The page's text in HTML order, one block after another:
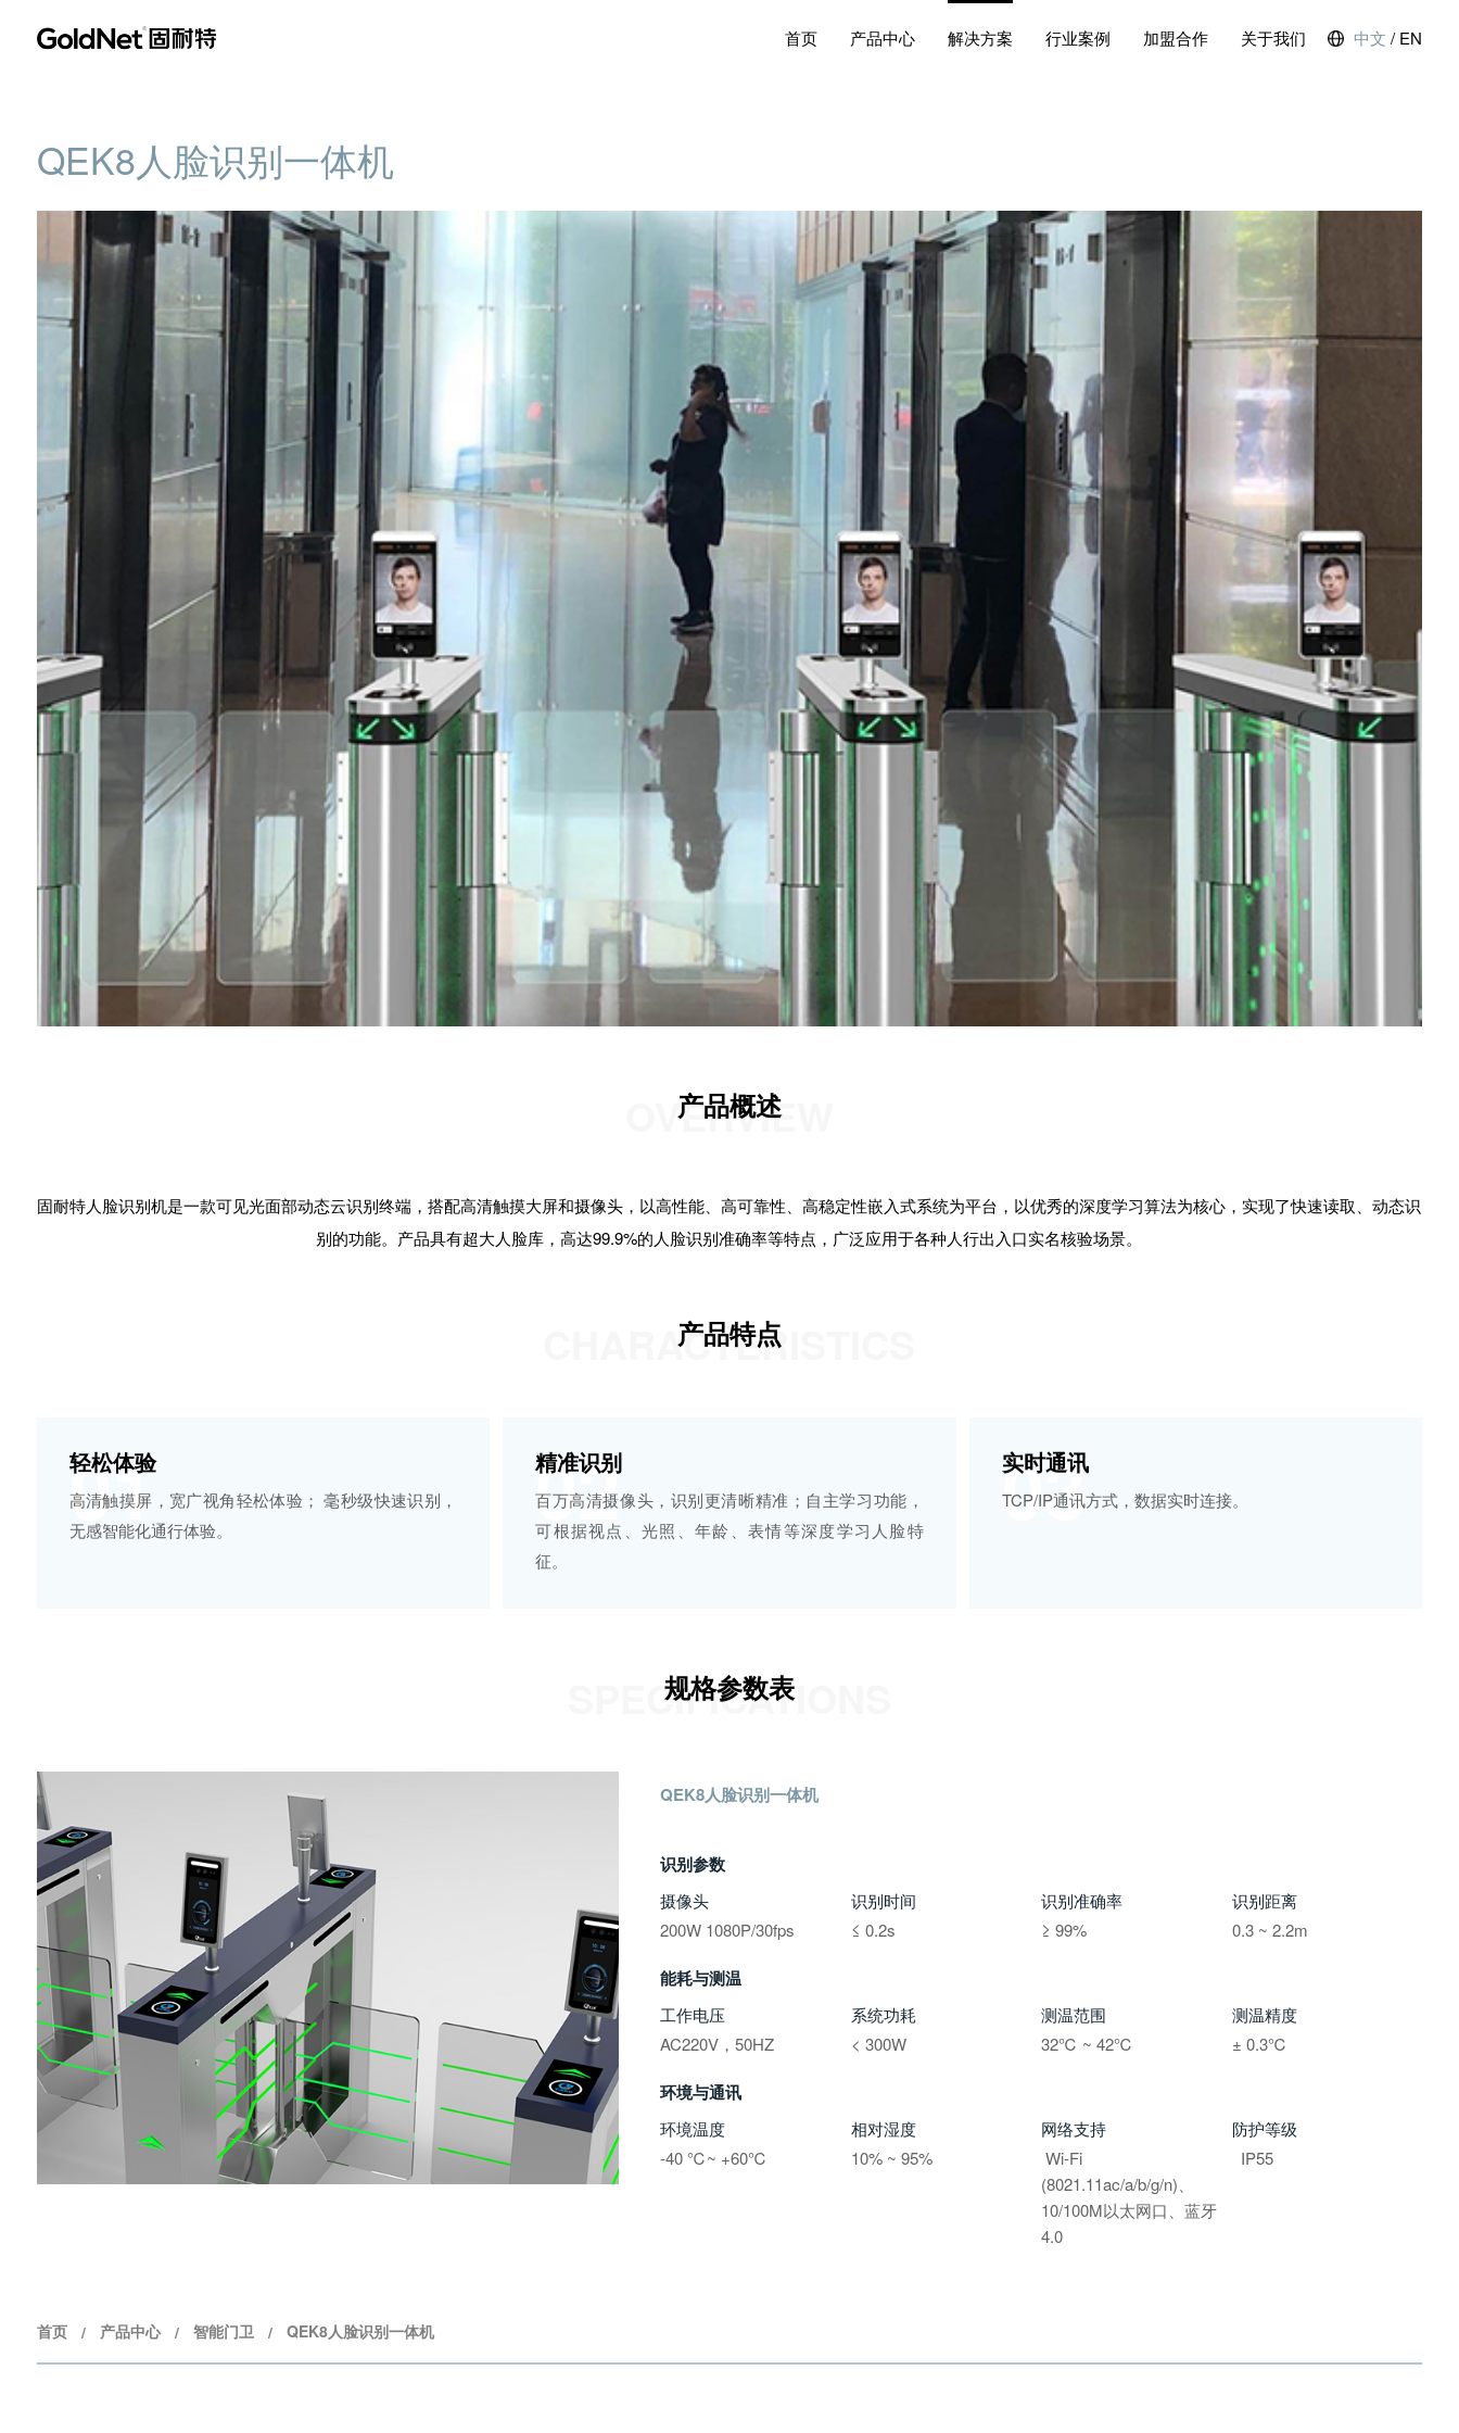
首页 产品中心 解决方案 行业案例 加盟合作 关于我们 中文 / EN
QEK8人脸识别一体机
产品概述
OVERVIEW
固耐特人脸识别机是一款可见光面部动态云识别终端，搭配高清触摸大屏和摄像头，以高性能、高可靠性、高稳定性嵌入式系统为平台，以优秀的深度学习算法为核心，实现了快速读取、动态识
别的功能。产品具有超大人脸库，高达99.9%的人脸识别准确率等特点，广泛应用于各种人行出入口实名核验场景。
产品特点
CHARACTERISTICS
01
轻松体验
高清触摸屏，宽广视角轻松体验； 毫秒级快速识别，
无感智能化通行体验。
02
精准识别
百万高清摄像头，识别更清晰精准；自主学习功能，
可根据视点、光照、年龄、表情等深度学习人脸特
征。
03
实时通讯
TCP/IP通讯方式，数据实时连接。
规格参数表
SPECIFICATIONS
QEK8人脸识别一体机
识别参数
摄像头
200W 1080P/30fps
识别时间
≤ 0.2s
识别准确率
≥ 99%
识别距离
0.3 ~ 2.2m
能耗与测温
工作电压
AC220V，50HZ
系统功耗
< 300W
测温范围
32℃ ~ 42℃
测温精度
± 0.3℃
环境与通讯
环境温度
-40℃~ +60℃
相对湿度
10% ~ 95%
网络支持
Wi-Fi
(8021.11ac/a/b/g/n)、
10/100M以太网口、蓝牙
4.0
防护等级
IP55
首页 / 产品中心 / 智能门卫 / QEK8人脸识别一体机